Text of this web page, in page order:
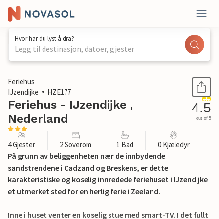
Hvor har du lyst å dra?
Legg til destinasjon, datoer, gjester
1 / 23
Feriehus
IJzendijke
HZE177
Feriehus - IJzendijke ,
Nederland
4.5
out of 5
4 Gjester 2 Soverom 1 Bad 0 Kjæledyr
På grunn av beliggenheten nær de innbydende
sandstrendene i Cadzand og Breskens, er dette
karakteristiske og koselig innredede feriehuset i IJzendijke
et utmerket sted for en herlig ferie i Zeeland.
Inne i huset venter en koselig stue med smart-TV. I det fullt